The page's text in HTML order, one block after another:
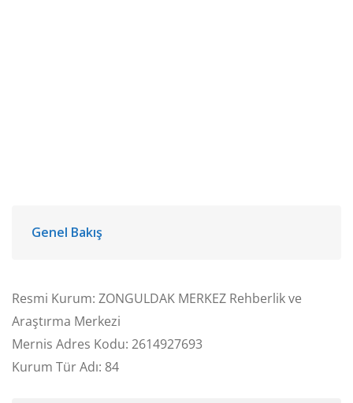
Genel Bakış
Resmi Kurum: ZONGULDAK MERKEZ Rehberlik ve
Araştırma Merkezi
Mernis Adres Kodu: 2614927693
Kurum Tür Adı: 84